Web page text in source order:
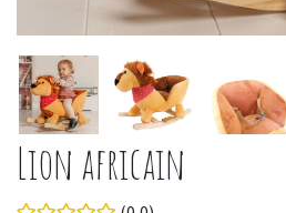
Lion africain